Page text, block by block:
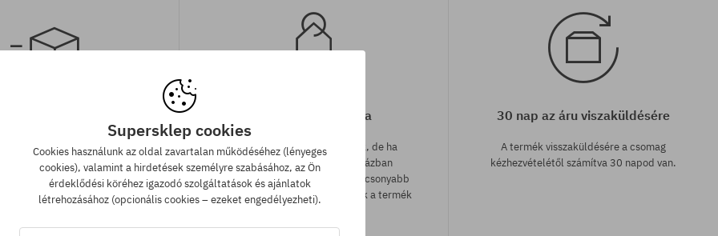
000 Ft. feletti megrendelést
GLS átvételi pontokra.
Legjobb ár garancia
A legjobb árak nálunk vannak, de ha
véletlenül egy más webáruházban
megtalálnád a termékünket alacsonyabb
áron, akkor csak neked levisszük a termék
30 nap az áru viszaküldésére
A termék visszaküldésére a csomag
kézhezvételétől számítva 30 napod van.
Supersklep cookies
Cookies használunk az oldal zavartalan működéséhez (lényeges
cookies), valamint a hirdetések személyre szabásához, az Ön
érdeklődési köréhez igazodó szolgáltatások és ajánlatok
létrehozásához (opcionális cookies – ezeket engedélyezheti).